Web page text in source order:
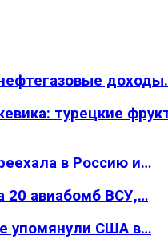
турецкие
в Россию и…
20 авиабомб ВСУ,…
упомянули США в…